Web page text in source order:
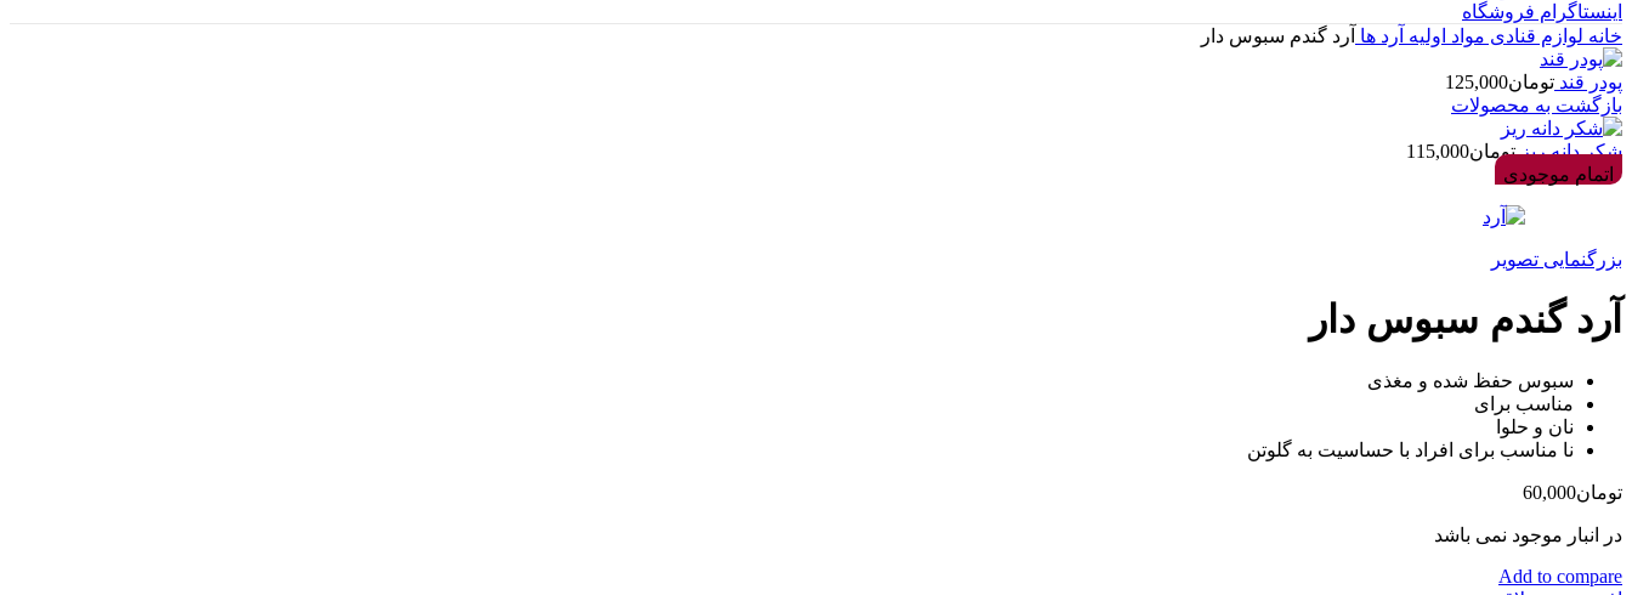
اینستاگرام فروشگاه
خانه لوازم قنادی مواد اولیه آرد ها آرد گندم سبوس دار
پودر قند تومان125,000
بازگشت به محصولات
شکر دانه ریزتومان115,000
اتمام موجودی
بزرگنمایی تصویر
آرد گندم سبوس دار
سبوس حفظ شده و مغذی
مناسب برای
نان و حلوا
نا مناسب برای افراد با حساسیت به گلوتن
تومان60,000
در انبار موجود نمی باشد
Add to compare